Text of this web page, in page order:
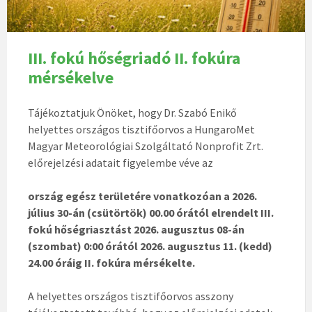
III. fokú hőségriadó II. fokúra
mérsékelve
Tájékoztatjuk Önöket, hogy Dr. Szabó Enikő
helyettes országos tisztifőorvos a HungaroMet
Magyar Meteorológiai Szolgáltató Nonprofit Zrt.
előrejelzési adatait figyelembe véve az
ország egész területére vonatkozóan a 2026.
július 30-án (csütörtök) 00.00 órától elrendelt III.
fokú hőségriasztást 2026. augusztus 08-án
(szombat) 0:00 órától 2026. augusztus 11. (kedd)
24.00 óráig II. fokúra mérsékelte.
A helyettes országos tisztifőorvos asszony